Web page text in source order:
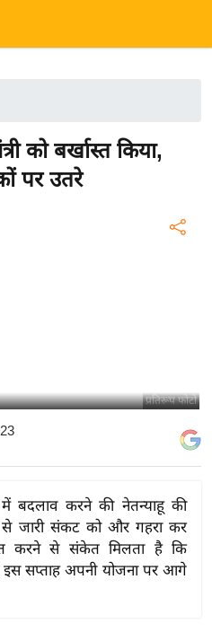
को बर्खास्त किया,
पर उतरे
प्रतिरूप फोटो
में बदलाव करने की नेतन्याहू की
जारी संकट को और गहरा कर
करने से संकेत मिलता है कि
इस सप्ताह अपनी योजना पर आगे